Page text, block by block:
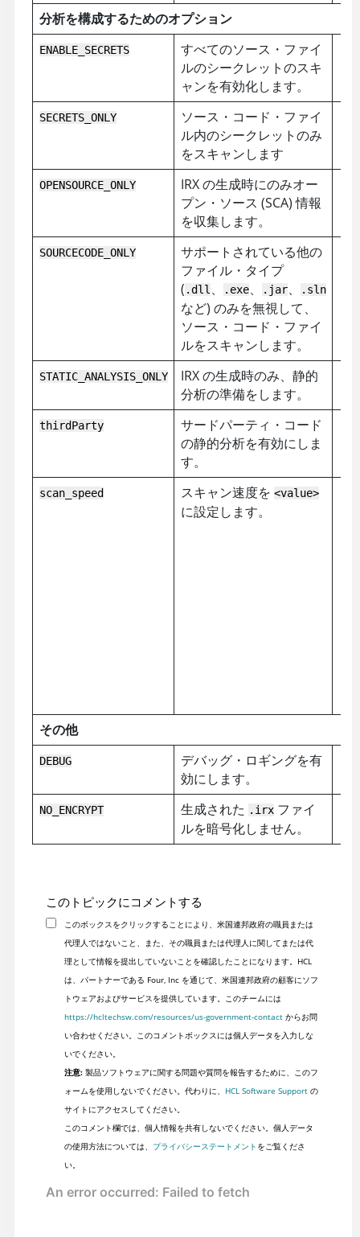
分析を構成するためのオプション
ENABLE_SECRETS
すべてのソース・ファイ
ルのシークレットのスキ
ャンを有効化します。
SECRETS_ONLY
ソース・コード・ファイ
ル内のシークレットのみ
をスキャンします
OPENSOURCE_ONLY
IRX の生成時にのみオー
プン・ソース (SCA) 情報
を収集します。
SOURCECODE_ONLY
サポートされている他の
ファイル・タイプ
( .dll、 .exe、 .jar、 .sln
など) のみを無視して、
ソース・コード・ファイ
ルをスキャンします。
STATIC_ANALYSIS_ONLY
IRX の生成時のみ、静的
分析の準備をします。
thirdParty
サードパーティ・コード
の静的分析を有効にしま
す。
scan_speed スキャン速度を <value>
に設定します。
その他
DEBUG
デバッグ・ロギングを有
効にします。
NO_ENCRYPT 生成された .irxファイ
ルを暗号化しません。
このトピックにコメントする
このボックスをクリックすることにより、米国連邦政府の職員または
代理人ではないこと、また、その職員または代理人に関してまたは代
理として情報を提出していないことを確認したことになります。HCL
は、パートナーである Four, Inc を通じて、米国連邦政府の顧客にソフ
トウェアおよびサービスを提供しています。このチームには
https://hcltechsw.com/resources/us-government-contactからお問
い合わせください。このコメントボックスには個人データを入力しな
いでください。
注意:製品ソフトウェアに関する問題や質問を報告するために、このフ
ォームを使用しないでください。代わりに、
HCL Software Supportの
サイトにアクセスしてください。
このコメント欄では、個人情報を共有しないでください。個人データ
の使用方法については、
プライバシーステートメント をご覧くださ
い。